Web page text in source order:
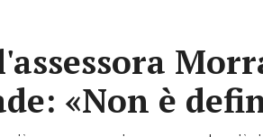
«Non è